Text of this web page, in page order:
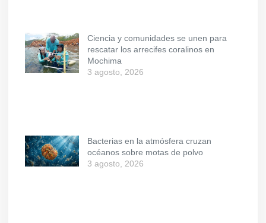
Ciencia y comunidades se unen para
rescatar los arrecifes coralinos en
Mochima
3 agosto, 2026
Bacterias en la atmósfera cruzan
océanos sobre motas de polvo
3 agosto, 2026